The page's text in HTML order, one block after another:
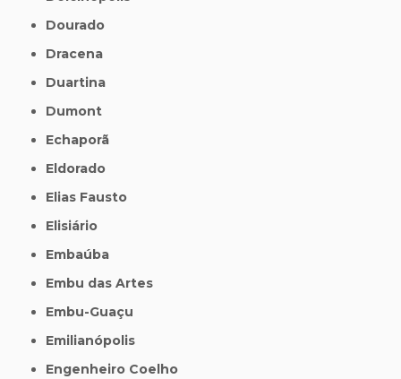
Dourado
Dracena
Duartina
Dumont
Echaporã
Eldorado
Elias Fausto
Elisiário
Embaúba
Embu das Artes
Embu-Guaçu
Emilianópolis
Engenheiro Coelho